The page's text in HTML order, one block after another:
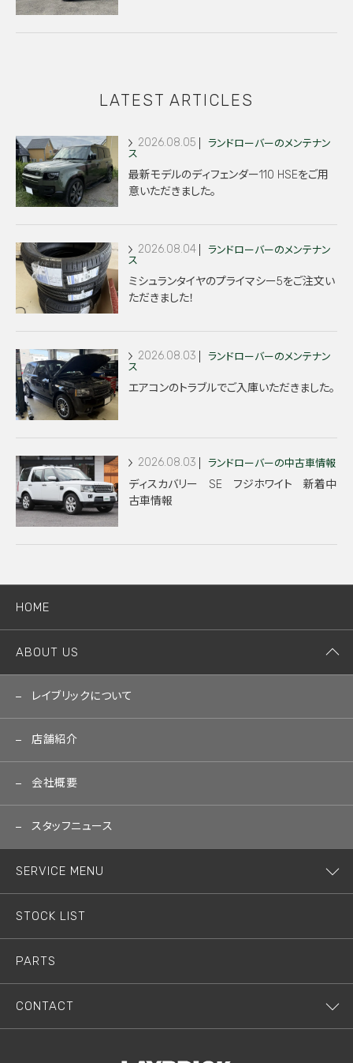
LATEST ARTICLES
2026.08.05
ランドローバーのメンテナン
ス
最新モデルのディフェンダー110 HSEをご用
意いただきました。
2026.08.04
ランドローバーのメンテナン
ス
ミシュランタイヤのプライマシー5をご注文い
ただきました！
2026.08.03
ランドローバーのメンテナン
ス
エアコンのトラブルでご入庫いただきました。
2026.08.03 ランドローバーの中古車情報
ディスカバリー SE フジホワイト 新着中
古車情報
HOME
ABOUT US
レイブリックについて
店舗紹介
会社概要
スタッフニュース
SERVICE MENU
STOCK LIST
PARTS
CONTACT